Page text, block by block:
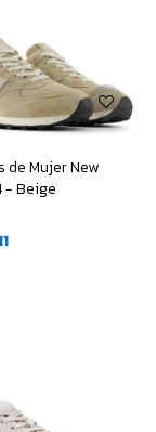
de Mujer New
- Beige